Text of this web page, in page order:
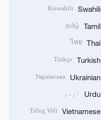
Swahili
Kiswahili
Tamil
தமிழ்
Thai
ไทย
Turkish
Türkçe
Ukrainian
Українська
Urdu اردو
Vietnamese
Tiếng Việt